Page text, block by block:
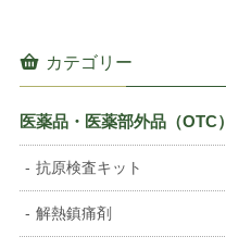
カテゴリー
医薬品・医薬部外品（OTC）
抗原検査キット
解熱鎮痛剤